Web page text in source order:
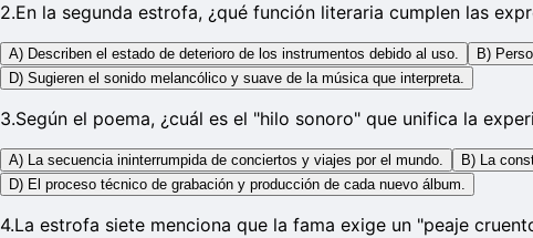
2.En la segunda estrofa, ¿qué función literaria cumplen las
A) Describen el estado de deterioro de los instrumentos debido al uso. B)
D) Sugieren el sonido melancólico y suave de la música que interpreta.
3.Según el poema, ¿cuál es el "hilo sonoro" que unifica la
A) La secuencia ininterrumpida de conciertos y viajes por el mundo. B) La
D) El proceso técnico de grabación y producción de cada nuevo álbum.
4.La estrofa siete menciona que la fama exige un "peaje